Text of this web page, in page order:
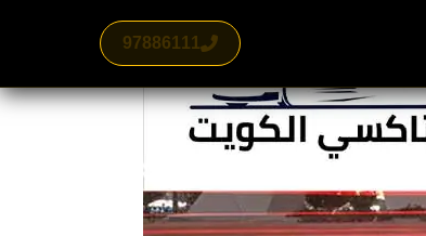
97886111